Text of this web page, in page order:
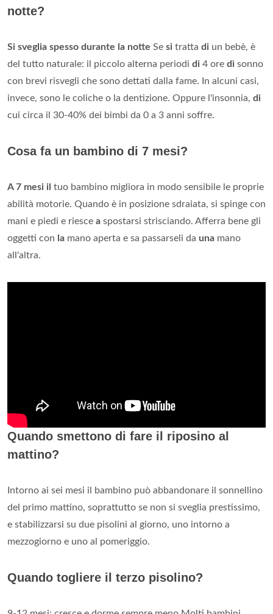
notte?
Si sveglia spesso durante la notte Se si tratta di un bebè, è
del tutto naturale: il piccolo alterna periodi di 4 ore di sonno
con brevi risvegli che sono dettati dalla fame. In alcuni casi,
invece, sono le coliche o la dentizione. Oppure l'insonnia, di
cui circa il 30-40% dei bimbi da 0 a 3 anni soffre.
Cosa fa un bambino di 7 mesi?
A 7 mesi il tuo bambino migliora in modo sensibile le proprie
abilità motorie. Quando è in posizione sdraiata, si spinge con
mani e piedi e riesce a spostarsi strisciando. Afferra bene gli
oggetti con la mano aperta e sa passarseli da una mano
all'altra.
Quando smettono di fare il riposino al
mattino?
Intorno ai sei mesi il bambino può abbandonare il sonnellino
del primo mattino, soprattutto se non si sveglia prestissimo,
e stabilizzarsi su due pisolini al giorno, uno intorno a
mezzogiorno e uno al pomeriggio.
Quando togliere il terzo pisolino?